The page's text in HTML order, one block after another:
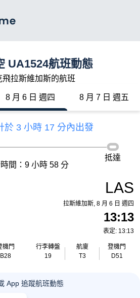
UA1524航班動態
飛拉斯維加斯的航班
8 月 6 日 週四 8 月 7 日 週五
於 3 小時 17 分內出發
機門
B28
間：9 小時 58 分
抵達
LAS
拉斯維加斯, 8 月 6 日 週四
13:13
表定: 13:13
行李轉盤
19
航廈
T3
登機門
D51
App 追蹤航班動態